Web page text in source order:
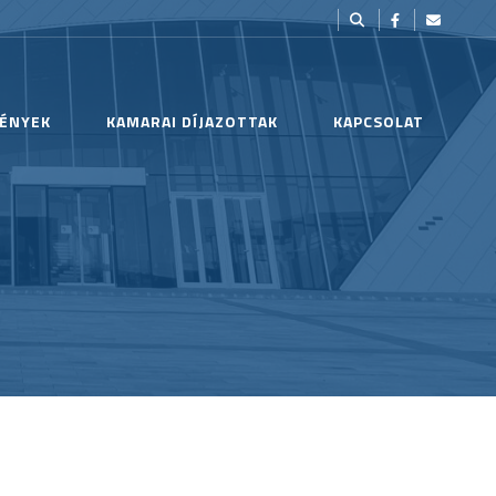
KAMARAI DÍJAZOTTAK KAPCSOLAT